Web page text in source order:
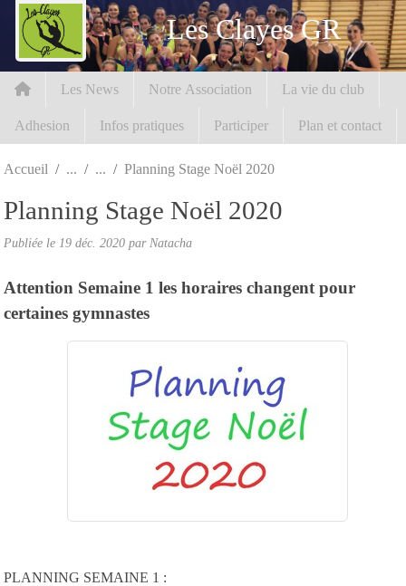
Les Clayes GR
Les News Notre Association La vie du club
Adhesion Infos pratiques Participer Plan et contact
Accueil Planning Stage Noël 2020
Planning Stage Noël 2020
Publiée le 19 déc. 2020 par Natacha
Attention Semaine 1 les horaires changent pour
certaines gymnastes
PLANNING SEMAINE 1 :
Panneau de gestion des cookies